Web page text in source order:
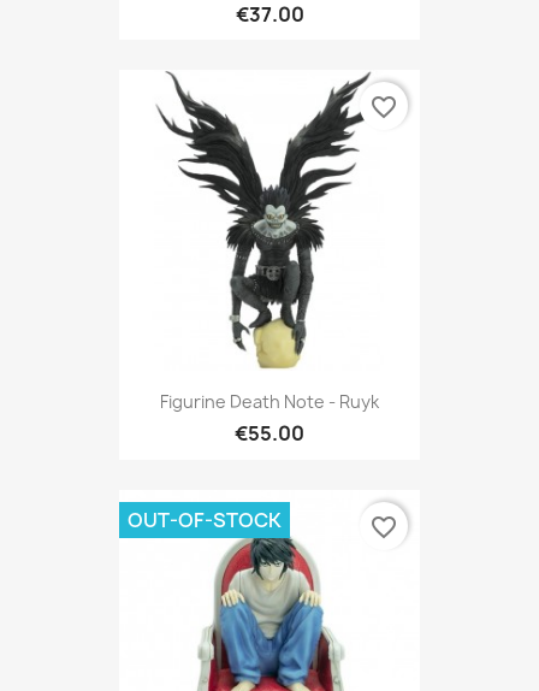
€37.00
Figurine Death Note - Ruyk
€55.00
favorite_border
OUT-OF-STOCK favorite_border